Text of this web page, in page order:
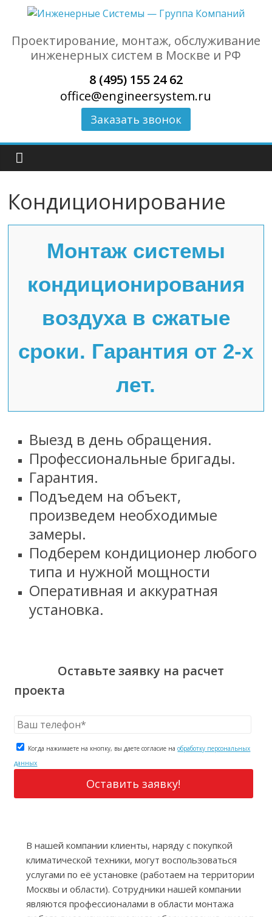
Проектирование, монтаж, обслуживание
инженерных систем в Москве и РФ
8 (495) 155 24 62
office@engineersystem.ru
Заказать звонок
Кондиционирование
Монтаж системы
кондиционирования
воздуха в сжатые
сроки. Гарантия от 2-х
лет.
Выезд в день обращения.
Профессиональные бригады.
Гарантия.
Подъедем на объект,
произведем необходимые
замеры.
Подберем кондиционер любого
типа и нужной мощности
Оперативная и аккуратная
установка.
Оставьте заявку на расчет
проекта
Когда нажимаете на кнопку, вы даете согласие наобработку персональных
данных
В нашей компании клиенты, наряду с покупкой
климатической техники, могут воспользоваться
услугами по её установке (работаем на территории
Москвы и области). Сотрудники нашей компании
являются профессионалами в области монтажа